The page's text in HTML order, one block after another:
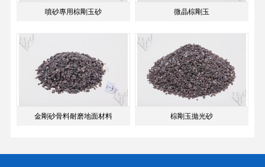
噴砂專用棕剛玉砂 微晶棕剛玉
金剛砂骨料耐磨地面材料 棕剛玉拋光砂